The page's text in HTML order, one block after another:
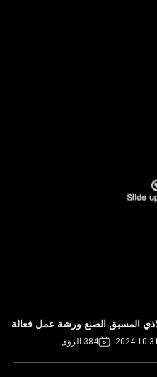
المسبق الصنع ورشة عمل فعالة
2024-10-31 384 الرؤى